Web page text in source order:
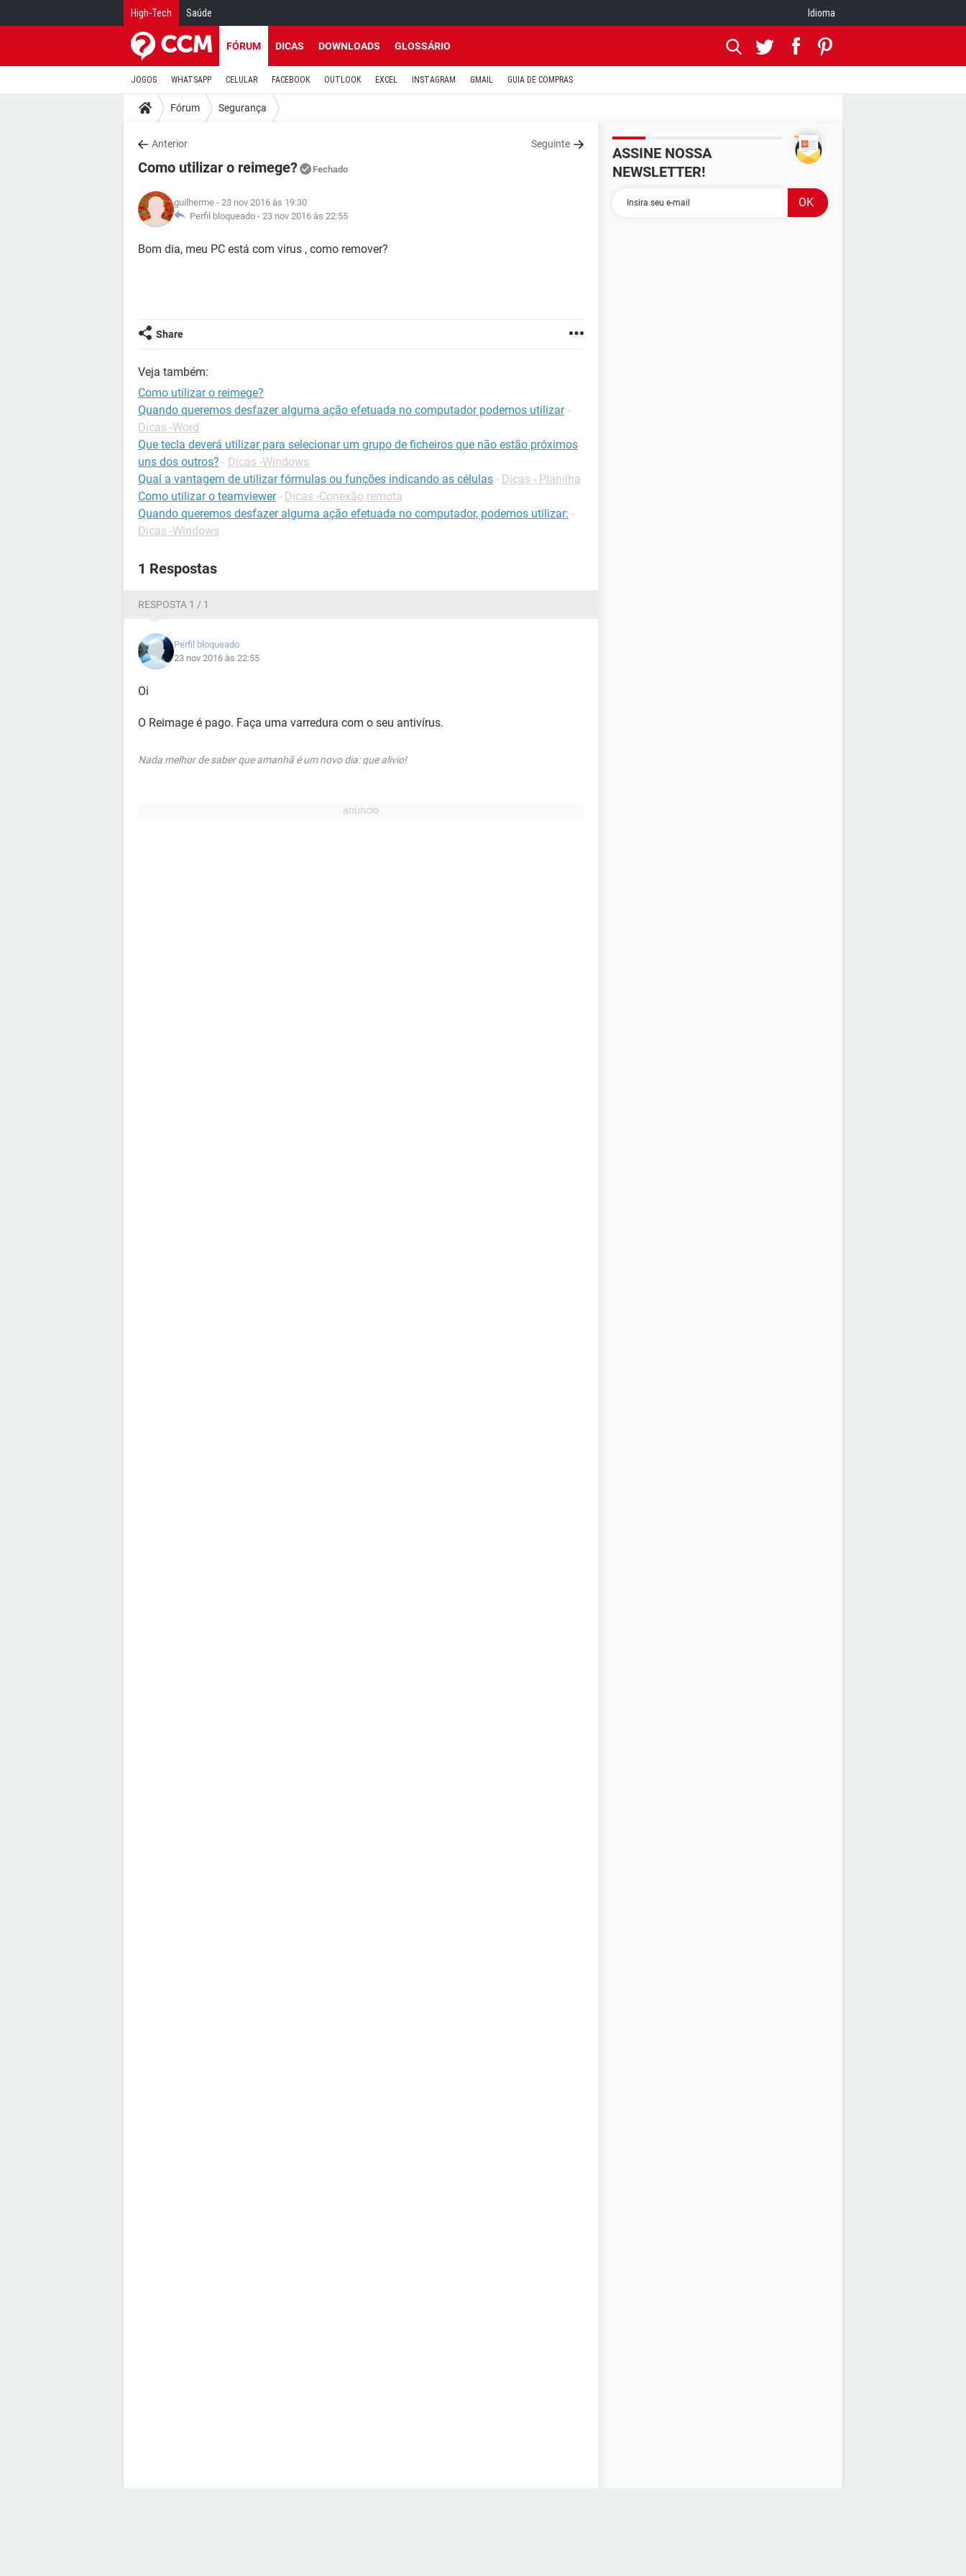
High-Tech Saúde Idioma
FÓRUM DICAS DOWNLOADS GLOSSÁRIO
JOGOS WHATSAPP CELULAR FACEBOOK OUTLOOK EXCEL INSTAGRAM GMAIL GUIA DE COMPRAS
Fórum Segurança
Anterior Seguinte
Como utilizar o reimege? Fechado
guilherme - 23 nov 2016 às 19:30
Perfil bloqueado - 23 nov 2016 às 22:55
Bom dia, meu PC está com virus , como remover?
Share
Veja também:
Como utilizar o reimege?
Quando queremos desfazer alguma ação efetuada no computador podemos utilizar -
Dicas -Word
Que tecla deverá utilizar para selecionar um grupo de ficheiros que não estão próximos
uns dos outros? - Dicas -Windows
Qual a vantagem de utilizar fórmulas ou funções indicando as células - Dicas - Planilha
Como utilizar o teamviewer - Dicas -Conexão remota
Quando queremos desfazer alguma ação efetuada no computador, podemos utilizar: -
Dicas -Windows
1 Respostas
RESPOSTA 1 / 1
Perfil bloqueado
23 nov 2016 às 22:55
Oi
O Reimage é pago. Faça uma varredura com o seu antivírus.
Nada melhor de saber que amanhã é um novo dia: que alivio!
ASSINE NOSSA
NEWSLETTER!